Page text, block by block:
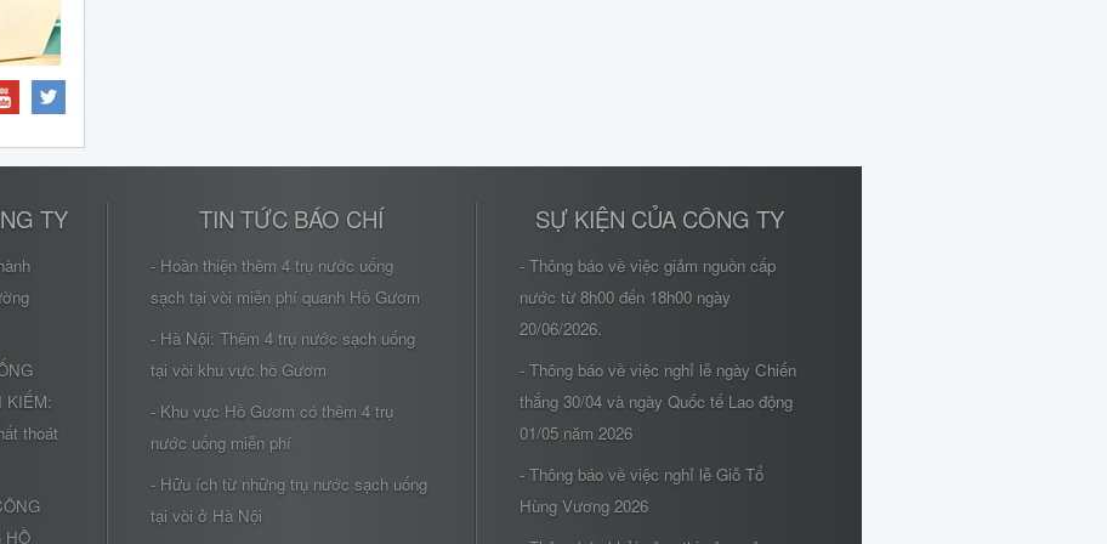
TY
KIẾM:
thoát
HỒ
TIN TỨC BÁO CHÍ
- Hoàn thiện thêm 4 trụ nước uống
sạch tại vòi miễn phí quanh Hồ Gươm
- Hà Nội: Thêm 4 trụ nước sạch uống
tại vòi khu vực hồ Gươm
- Khu vực Hồ Gươm có thêm 4 trụ
nước uống miễn phí
- Hữu ích từ những trụ nước sạch uống
tại vòi ở Hà Nội
SỰ KIỆN CỦA CÔNG TY
- Thông báo về việc giảm nguồn cấp
nước từ 8h00 đến 18h00 ngày
20/06/2026.
- Thông báo về việc nghỉ lễ ngày Chiến
thắng 30/04 và ngày Quốc tế Lao động
01/05 năm 2026
- Thông báo về việc nghỉ lễ Giỗ Tổ
Hùng Vương 2026